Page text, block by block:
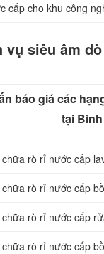
cấp cho khu công
vụ siêu âm
báo giá các
tại
rò rỉ nước cấp
rò rỉ nước cấp
rò rỉ nước cấp
rò rỉ nước cấp